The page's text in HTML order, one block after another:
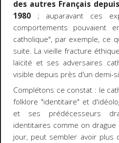
des autres Français
1980; auparavant ces
comportements pouvaient
catholique", par exemple, ce
suite. La vieille fracture
laïcité et ses adversaires
visible depuis près d'un demi-
Complétons ce constat : le
folklore "identitaire" et
et ses prédécesseurs
identitaires comme on
jour, peut sembler avoir plus